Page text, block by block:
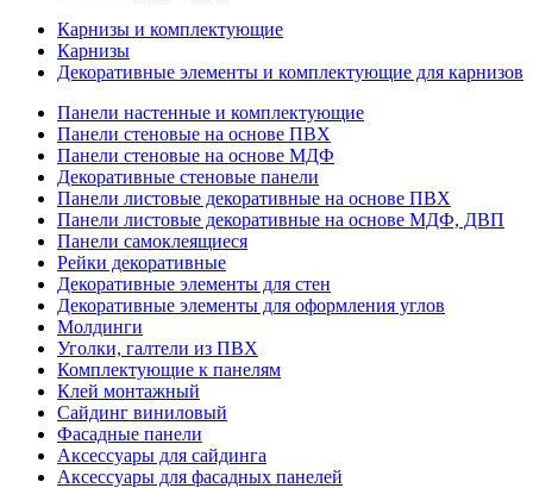
Карнизы и комплектующие
Карнизы
Декоративные элементы и комплектующие для карнизов
Панели настенные и комплектующие
Панели стеновые на основе ПВХ
Панели стеновые на основе МДФ
Декоративные стеновые панели
Панели листовые декоративные на основе ПВХ
Панели листовые декоративные на основе МДФ, ДВП
Панели самоклеящиеся
Рейки декоративные
Декоративные элементы для стен
Декоративные элементы для оформления углов
Молдинги
Уголки, галтели из ПВХ
Комплектующие к панелям
Клей монтажный
Сайдинг виниловый
Фасадные панели
Аксессуары для сайдинга
Аксессуары для фасадных панелей